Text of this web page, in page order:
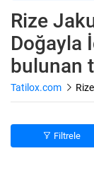
Rize
Doğayla
bulunan
Tatilox.com
Filtrele